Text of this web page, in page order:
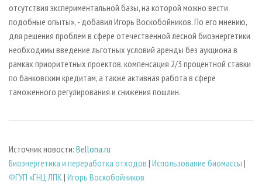
отсутствия экспериментальной базы, на которой можно вести
подобные опыты», - добавил Игорь Воскобойников. По его мнению,
для решения проблем в сфере отечественной лесной биоэнергетики
необходимы введение льготных условий аренды без аукциона в
рамках приоритетных проектов, компенсация 2/3 процентной ставки
по банковским кредитам, а также активная работа в сфере
таможенного регулирования и снижения пошлин.
Источник новости: Bellona.ru
Биoэнергетика и переработка отходов | Использование биомассы |
ФГУП «ГНЦ ЛПК | Игорь Воскобойников